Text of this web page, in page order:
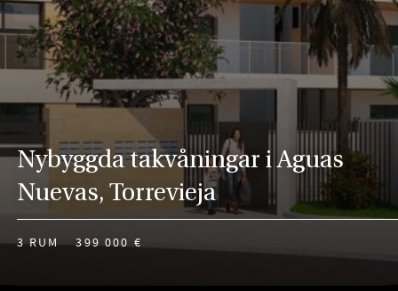
Nybyggda takvåningar i Aguas
Nuevas, Torrevieja
3 RUM 399 000 €